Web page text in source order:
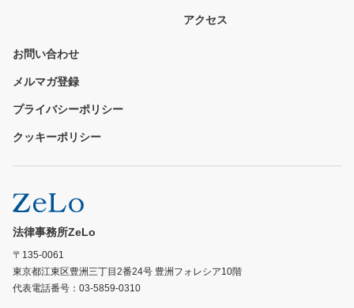
アクセス
お問い合わせ
メルマガ登録
プライバシーポリシー
クッキーポリシー
法律事務所ZeLo
〒135-0061
東京都江東区豊洲三丁目2番24号 豊洲フォレシア10階
代表電話番号：03-5859-0310